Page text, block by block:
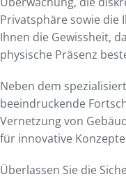
Privatsphäre sowie die
Ihnen die Gewissheit,
physische Präsenz
Neben dem
beeindruckende
Vernetzung von
für innovative
Überlassen Sie die